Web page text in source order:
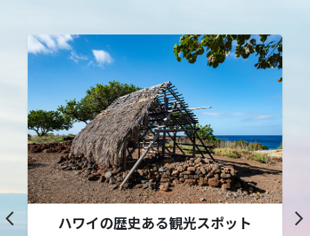
arrow_back_ios ハワイの歴史ある観光スポット arrow_forward_ios